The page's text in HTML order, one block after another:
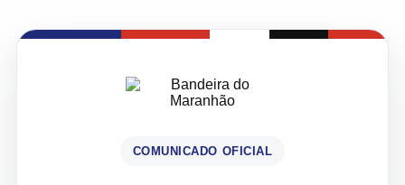
COMUNICADO OFICIAL